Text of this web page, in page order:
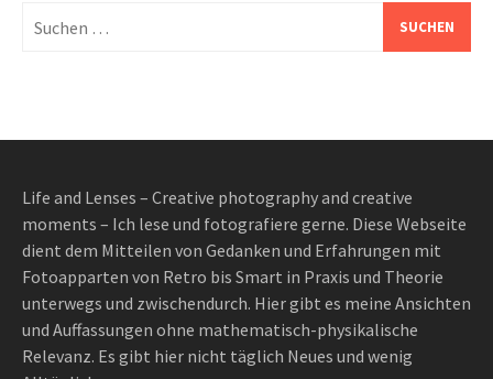
nach:
Life and Lenses – Creative photography and creative
moments – Ich lese und fotografiere gerne. Diese Webseite
dient dem Mitteilen von Gedanken und Erfahrungen mit
Fotoapparten von Retro bis Smart in Praxis und Theorie
unterwegs und zwischendurch. Hier gibt es meine Ansichten
und Auffassungen ohne mathematisch-physikalische
Relevanz. Es gibt hier nicht täglich Neues und wenig